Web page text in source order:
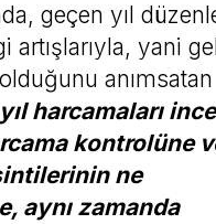
geçen yıl
artışlarıyla, yani
anımsatan
harcamaları
kontrolüne
ne
aynı zamanda